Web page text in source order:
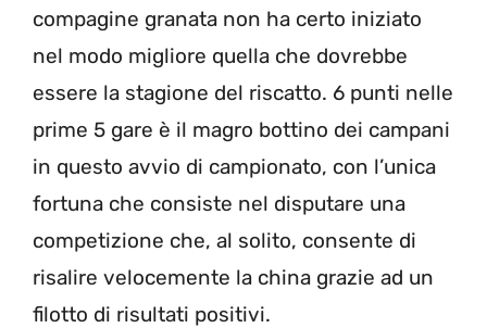
compagine granata non ha certo iniziato
nel modo migliore quella che dovrebbe
essere la stagione del riscatto. 6 punti nelle
prime 5 gare è il magro bottino dei campani
in questo avvio di campionato, con l’unica
fortuna che consiste nel disputare una
competizione che, al solito, consente di
risalire velocemente la china grazie ad un
filotto di risultati positivi.